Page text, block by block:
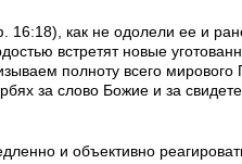
16:18), как не одолели ее и
встретят новые
полноту всего мирового
за слово Божие и за
и объективно